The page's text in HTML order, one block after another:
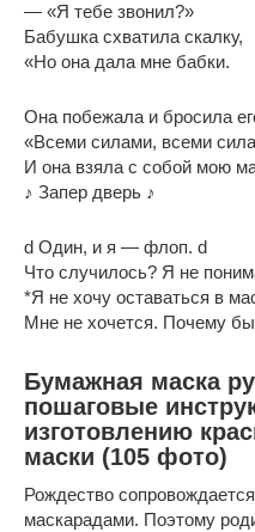
— «Я тебе звонил?»
Бабушка схватила скалку,
«Но она дала мне бабки.
Она побежала и бросила
«Всеми силами, всеми
И она взяла с собой мою
♪ Запер дверь ♪
d Один, и я — флоп. d
Что случилось? Я не
*Я не хочу оставаться в
Мне не хочется. Почему
Бумажная маска
пошаговые
изготовлению
маски (105 фото)
Рождество
маскарадами. Поэтому